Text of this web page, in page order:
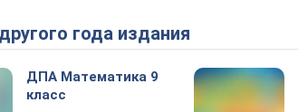
другого года издания
ДПА Математика 9
класс